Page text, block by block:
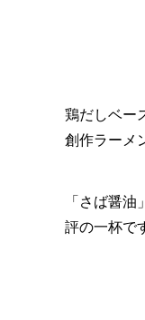
鶏だしベー
創作ラーメ
「さば醤
評の一杯で